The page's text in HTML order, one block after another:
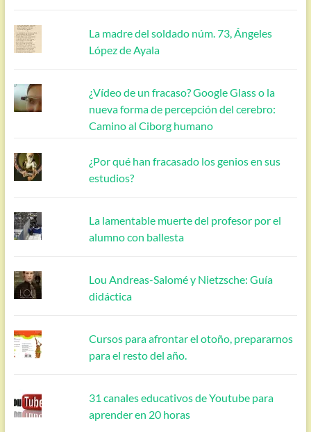
La madre del soldado núm. 73, Ángeles
López de Ayala
¿Vídeo de un fracaso? Google Glass o la
nueva forma de percepción del cerebro:
Camino al Ciborg humano
¿Por qué han fracasado los genios en sus
estudios?
La lamentable muerte del profesor por el
alumno con ballesta
Lou Andreas-Salomé y Nietzsche: Guía
didáctica
Cursos para afrontar el otoño, prepararnos
para el resto del año.
31 canales educativos de Youtube para
aprender en 20 horas